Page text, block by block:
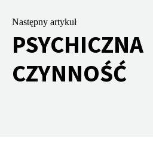
Następny artykuł
PSYCHICZNA
CZYNNOŚĆ